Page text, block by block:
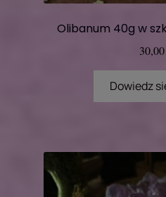
Olibanum 40g w
30,00
Dowiedz